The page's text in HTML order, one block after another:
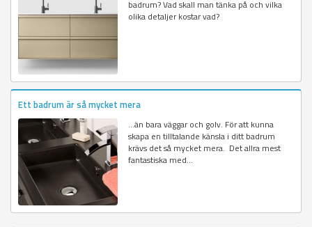
badrum? Vad skall man tänka på och vilka
olika detaljer kostar vad?
Ett badrum är så mycket mera
…än bara väggar och golv. För att kunna
skapa en tilltalande känsla i ditt badrum
krävs det så mycket mera. Det allra mest
fantastiska med...